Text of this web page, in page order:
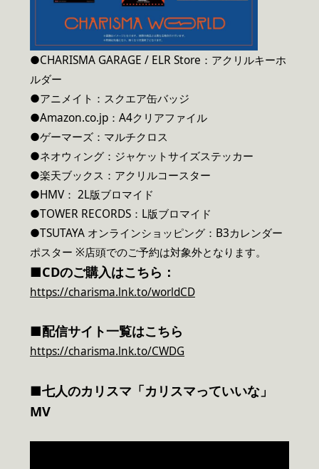
●CHARISMA GARAGE / ELR Store：アクリルキーホ
ルダー
●アニメイト：スクエア缶バッジ
●Amazon.co.jp：A4クリアファイル
●ゲーマーズ：マルチクロス
●ネオウィング：ジャケットサイズステッカー
●楽天ブックス：アクリルコースター
●HMV： 2L版ブロマイド
●TOWER RECORDS：L版ブロマイド
●TSUTAYA オンラインショッピング：B3カレンダー
ポスター ※店頭でのご予約は対象外となります。
■CDのご購入はこちら：
https://charisma.lnk.to/worldCD
■配信サイト一覧はこちら
https://charisma.lnk.to/CWDG
■七人のカリスマ「カリスマっていいな」
MV